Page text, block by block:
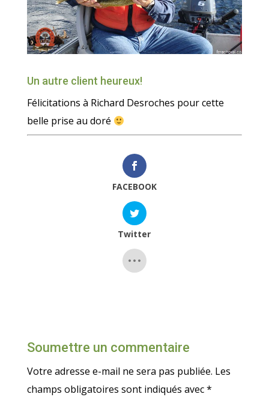
Un autre client heureux!
Félicitations à Richard Desroches pour cette
belle prise au doré
FACEBOOK
Twitter
Soumettre un commentaire
Votre adresse e-mail ne sera pas publiée. Les
champs obligatoires sont indiqués avec*